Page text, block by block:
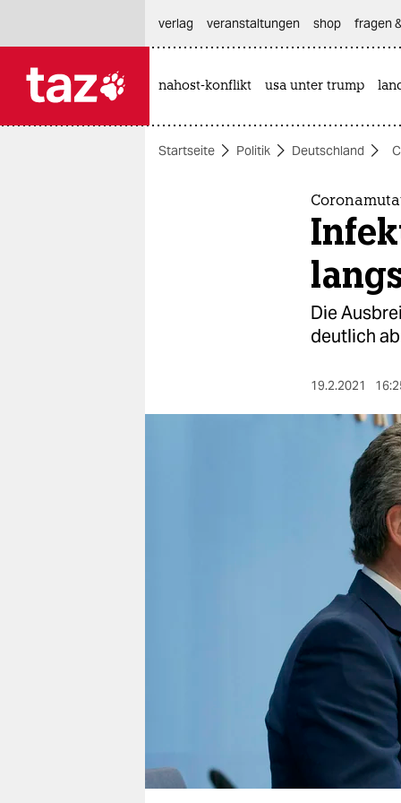
themen
genossenschaft
verlag
veranstaltungen shop fragen
nahost-konflikt usa unter trump
Startseite Politik Deutschland
Die
deutlich
19.2.2021